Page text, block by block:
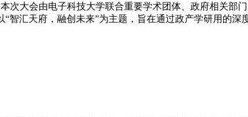
大会由电子科技大学联合重要学术团体、政府相关部
汇天府，融创未来”为主题，旨在通过政产学研用的深